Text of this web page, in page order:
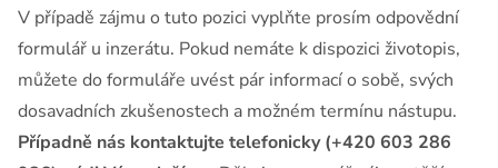
V případě zájmu o tuto pozici vyplňte prosím odpovědní
formulář u inzerátu. Pokud nemáte k dispozici životopis,
můžete do formuláře uvést pár informací o sobě, svých
dosavadních zkušenostech a možném termínu nástupu.
Případně nás kontaktujte telefonicky (+420 603 286